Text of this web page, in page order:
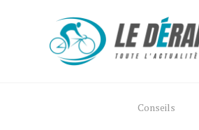
Conseils